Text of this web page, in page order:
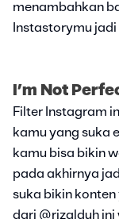
menambahkan
Instastorymu
I’m Not
Filter Instagram
kamu yang suka
kamu bisa bikin
pada akhirnya
suka bikin
dari @rizalduh